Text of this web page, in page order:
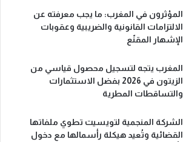
المؤثرون في المغرب: ما يجب معرفته عن
الالتزامات القانونية والضريبية وعقوبات
الإشهار المقنّع
المغرب يتجه لتسجيل محصول قياسي من
الزيتون في 2026 بفضل الاستثمارات
والتساقطات المطرية
الشركة المنجمية لتويسيت تطوي ملفاتها
القضائية وتُعيد هيكلة رأسمالها مع دخول